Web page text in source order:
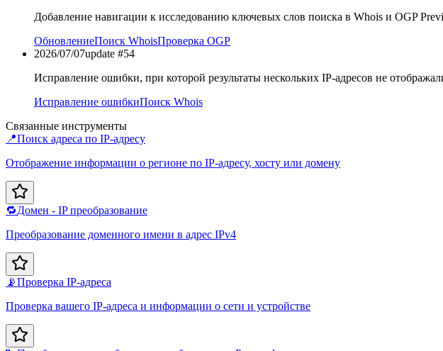
Добавление навигации к исследованию ключевых слов поиска в Whois и OGP
ОбновлениеПоиск WhoisПроверка OGP
2026/07/07update #54
Исправление ошибки, при которой результаты нескольких IP-адресов не
Исправление ошибкиПоиск Whois
Связанные инструменты
📍Поиск адреса по IP-адресу
Отображение информации о регионе по IP-адресу, хосту или домену
🔁Домен - IP преобразование
Преобразование доменного имени в адрес IPv4
📡Проверка IP-адреса
Проверка вашего IP-адреса и информации о сети и устройстве